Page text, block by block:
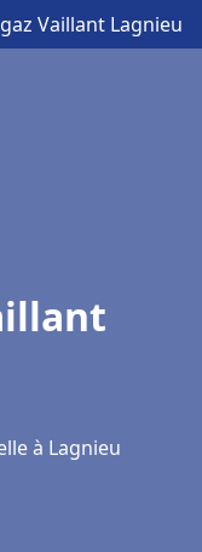
Vaillant Lagnieu
à Lagnieu